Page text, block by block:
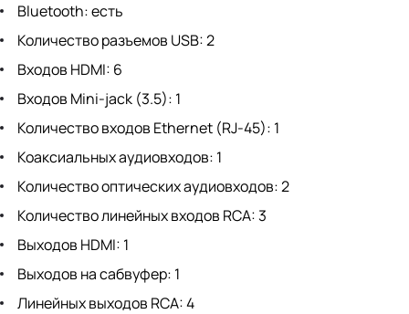
Bluetooth: есть
Количество разъемов USB: 2
Входов HDMI: 6
Входов Mini-jack (3.5): 1
Количество входов Ethernet (RJ-45): 1
Коаксиальных аудиовходов: 1
Количество оптических аудиовходов: 2
Количество линейных входов RCA: 3
Выходов HDMI: 1
Выходов на сабвуфер: 1
Линейных выходов RCA: 4